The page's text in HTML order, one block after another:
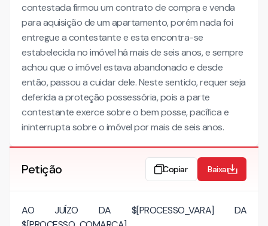
contestada firmou um contrato de compra e venda
para aquisição de um apartamento, porém nada foi
entregue a contestante e esta encontra-se
estabelecida no imóvel há mais de seis anos, e sempre
achou que o imóvel estava abandonado e desde
então, passou a cuidar dele. Neste sentido, requer seja
deferida a proteção possessória, pois a parte
contestante exerce sobre o bem posse, pacífica e
ininterrupta sobre o imóvel por mais de seis anos.
Petição Copiar Baixar
AO JUÍZO DA $[PROCESSO_VARA] DA